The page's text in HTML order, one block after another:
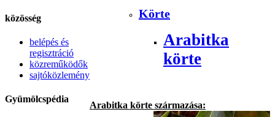
közösség
belépés és
regisztráció
közreműködők
sajtóközlemény
Gyümölcspédia
Körte
Arabitka
körte
Arabitka körte származása: